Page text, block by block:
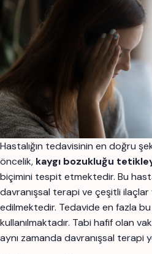
Hastalığın tedavisinin en doğru
öncelik, kaygı bozukluğu
biçimini tespit etmektedir. Bu
davranışsal terapi ve çeşitli
edilmektedir. Tedavide en fazla
kullanılmaktadır. Tabi hafif olan
aynı zamanda davranışsal terapi